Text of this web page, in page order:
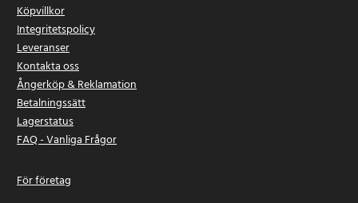
Köpvillkor
Integritetspolicy
Leveranser
Kontakta oss
Ångerköp & Reklamation
Betalningssätt
Lagerstatus
FAQ - Vanliga Frågor
För företag